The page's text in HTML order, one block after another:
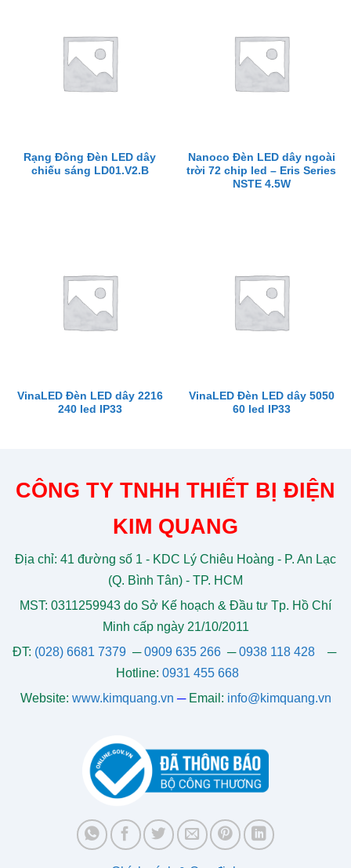
Rạng Đông Đèn LED dây
chiếu sáng LD01.V2.B
Nanoco Đèn LED dây ngoài
trời 72 chip led – Eris Series
NSTE 4.5W
VinaLED Đèn LED dây 2216
240 led IP33
VinaLED Đèn LED dây 5050
60 led IP33
CÔNG TY TNHH THIẾT BỊ ĐIỆN
KIM QUANG
Địa chỉ: 41 đường số 1 - KDC Lý Chiêu Hoàng - P. An Lạc
(Q. Bình Tân) - TP. HCM
MST: 0311259943 do Sở Kế hoạch & Đầu tư Tp. Hồ Chí
Minh cấp ngày 21/10/2011
ĐT: (028) 6681 7379 ─0909 635 266─0938 118 428─
Hotline: 0931 455 668
Website: www.kimquang.vn ─ Email: info@kimquang.vn